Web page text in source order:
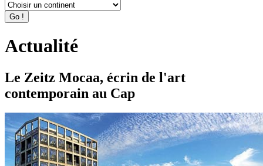
Actualité
Le Zeitz Mocaa, écrin de l'art
contemporain au Cap